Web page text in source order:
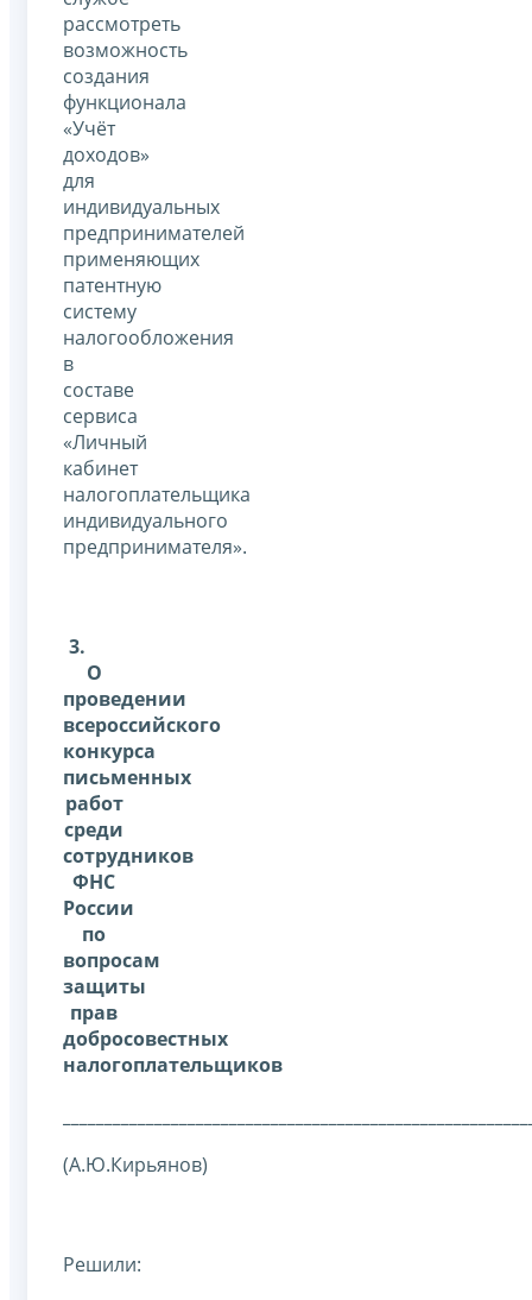
рассмотреть
возможность
создания
функционала
«Учёт
доходов»
для
индивидуальных
предпринимателей
применяющих
патентную
систему
налогообложения
в
составе
сервиса
«Личный
кабинет
налогоплательщика
индивидуального
предпринимателя».
3.
О
проведении
всероссийского
конкурса
письменных
работ
среди
сотрудников
ФНС
России
по
вопросам
защиты
прав
добросовестных
налогоплательщиков
(А.Ю.Кирьянов)
Решили: